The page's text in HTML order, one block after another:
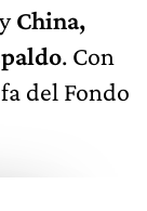
China,
. Con
del Fondo